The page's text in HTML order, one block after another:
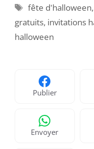
Étiquettes
fête d'halloween,
gratuits, invitations
halloween
Publier
Envoyer